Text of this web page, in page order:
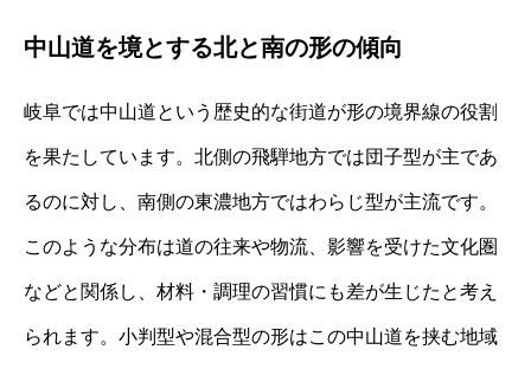
中山道を境とする北と南の形の傾向
岐阜では中山道という歴史的な街道が形の境界線の役割
を果たしています。北側の飛騨地方では団子型が主であ
るのに対し、南側の東濃地方ではわらじ型が主流です。
このような分布は道の往来や物流、影響を受けた文化圏
などと関係し、材料・調理の習慣にも差が生じたと考え
られます。小判型や混合型の形はこの中山道を挟む地域